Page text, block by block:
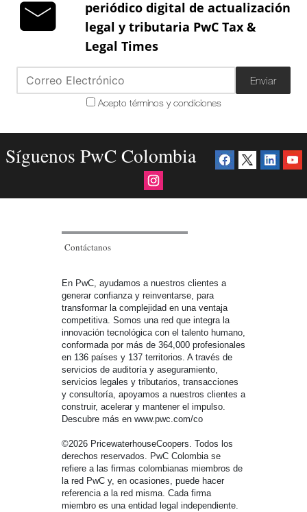
periódico digital de actualización
legal y tributaria PwC Tax &
Legal Times
Enviar
Acepto términos y condiciones
Síguenos PwC Colombia
Contáctanos
En PwC, ayudamos a nuestros clientes a
generar confianza y reinventarse, para
transformar la complejidad en una ventaja
competitiva. Somos una red que integra la
innovación tecnológica con el talento humano,
conformada por más de 364,000 profesionales
en 136 países y 137 territorios. A través de
servicios de auditoría y aseguramiento,
servicios legales y tributarios, transacciones
y consultoría, apoyamos a nuestros clientes a
construir, acelerar y mantener el impulso.
Descubre más en www.pwc.com/co
©2026 PricewaterhouseCoopers. Todos los
derechos reservados. PwC Colombia se
refiere a las firmas colombianas miembros de
la red PwC y, en ocasiones, puede hacer
referencia a la red misma. Cada firma
miembro es una entidad legal independiente.